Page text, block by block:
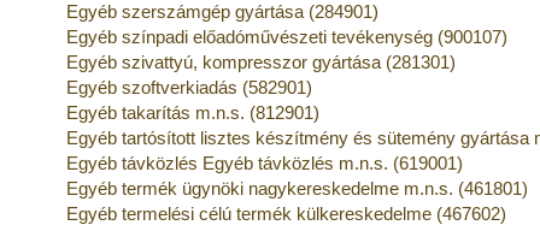
Egyéb szerszámgép gyártása (284901)
Egyéb színpadi előadóművészeti tevékenység (900107)
Egyéb szivattyú, kompresszor gyártása (281301)
Egyéb szoftverkiadás (582901)
Egyéb takarítás m.n.s. (812901)
Egyéb tartósított lisztes készítmény és sütemény gyártása
Egyéb távközlés Egyéb távközlés m.n.s. (619001)
Egyéb termék ügynöki nagykereskedelme m.n.s. (461801)
Egyéb termelési célú termék külkereskedelme (467602)